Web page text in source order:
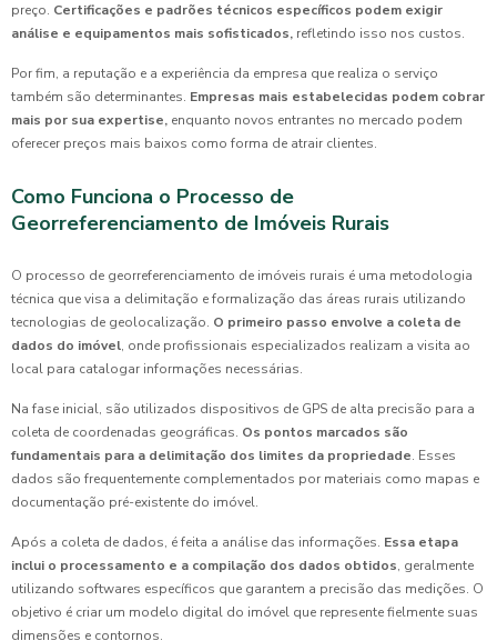
preço. Certificações e padrões técnicos específicos podem exigir
análise e equipamentos mais sofisticados, refletindo isso nos custos.
Por fim, a reputação e a experiência da empresa que realiza o serviço
também são determinantes. Empresas mais estabelecidas podem cobrar
mais por sua expertise, enquanto novos entrantes no mercado podem
oferecer preços mais baixos como forma de atrair clientes.
Como Funciona o Processo de
Georreferenciamento de Imóveis Rurais
O processo de georreferenciamento de imóveis rurais é uma metodologia
técnica que visa a delimitação e formalização das áreas rurais utilizando
tecnologias de geolocalização. O primeiro passo envolve a coleta de
dados do imóvel, onde profissionais especializados realizam a visita ao
local para catalogar informações necessárias.
Na fase inicial, são utilizados dispositivos de GPS de alta precisão para a
coleta de coordenadas geográficas. Os pontos marcados são
fundamentais para a delimitação dos limites da propriedade. Esses
dados são frequentemente complementados por materiais como mapas e
documentação pré-existente do imóvel.
Após a coleta de dados, é feita a análise das informações. Essa etapa
inclui o processamento e a compilação dos dados obtidos, geralmente
utilizando softwares específicos que garantem a precisão das medições. O
objetivo é criar um modelo digital do imóvel que represente fielmente suas
dimensões e contornos.